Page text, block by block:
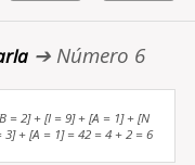
➔ Número 6
= 2] + [I = 9] + [A = 1] + [N
3] + [A = 1] = 42 = 4 + 2 = 6